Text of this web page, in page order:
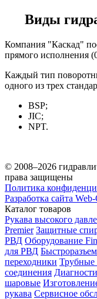
Виды
Компания "Каскад"
прямого исполнения
Каждый тип
одного из трех
BSP;
JIC;
NPT.
© 2008–2026
права защищены
Политика
Разработка сайта
Каталог товаров
Рукава высокого
Premier Защитные
РВД Оборудование
для РВД
переходники Трубные
соединения
шаровые
рукава Сервисное